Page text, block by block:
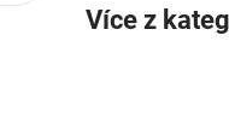
Více z